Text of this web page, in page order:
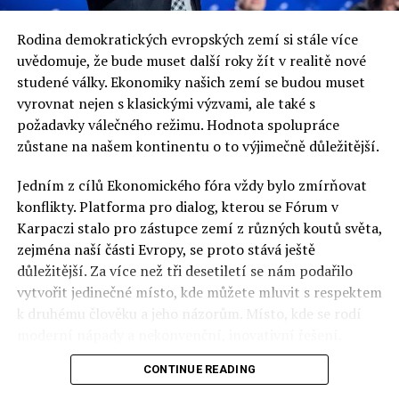
Délka života se v Evropě prodlužuje
Jaromír Piskoř
redaktor a editor polskodnes.cz
Rodina demokratických evropských zemí si stále více
uvědomuje, že bude muset další roky žít v realitě nové
studené války. Ekonomiky našich zemí se budou muset
vyrovnat nejen s klasickými výzvami, ale také s
požadavky válečného režimu. Hodnota spolupráce
zůstane na našem kontinentu o to výjimečně důležitější.
Jedním z cílů Ekonomického fóra vždy bylo zmírňovat
konflikty. Platforma pro dialog, kterou se Fórum v
Karpaczi stalo pro zástupce zemí z různých koutů světa,
zejména naší části Evropy, se proto stává ještě
důležitější. Za více než tři desetiletí se nám podařilo
vytvořit jedinečné místo, kde můžete mluvit s respektem
k druhému člověku a jeho názorům. Místo, kde se rodí
Polsko musí mít instituce, jejichž horizont činnosti je
CONTINUE READING